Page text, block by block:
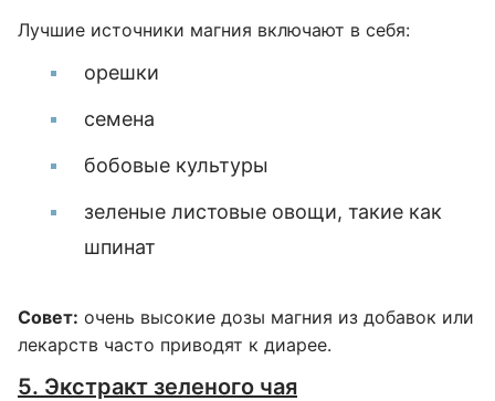
Лучшие источники магния включают в себя:
орешки
семена
бобовые культуры
зеленые листовые овощи, такие как
шпинат
Совет: очень высокие дозы магния из добавок или
лекарств часто приводят к диарее.
5. Экстракт зеленого чая